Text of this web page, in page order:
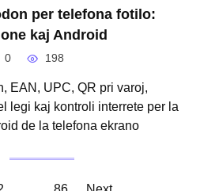
per telefona fotilo:
kaj Android
0 198
EAN, UPC, QR pri varoj,
legi kaj kontroli interrete per la
de la telefona ekrano